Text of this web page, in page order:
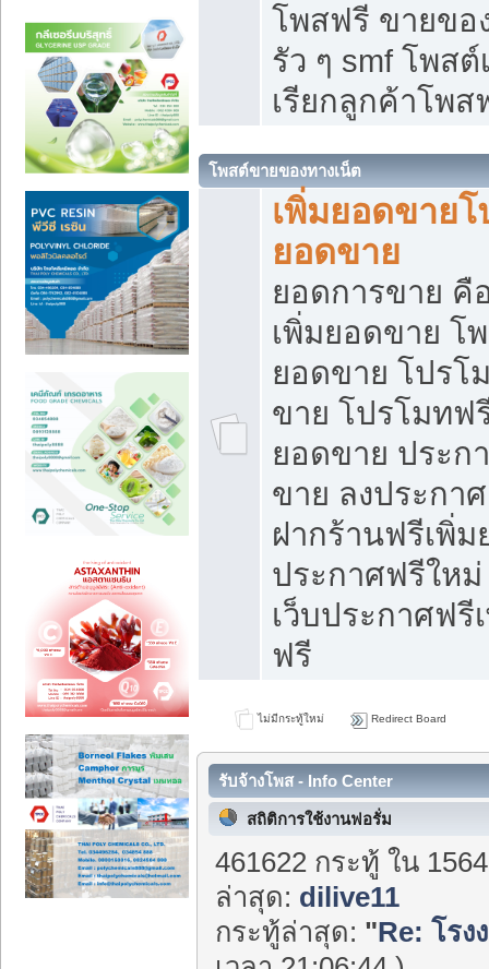
โพสฟรี ขายขอ
รัว ๆ smf โพส
เรียกลูกค้าโพส
โพสต์ขายของทางเน็ต
เพิ่มยอดขาย
ยอดขาย
ยอดการขาย คื
เพิ่มยอดขาย โ
ยอดขาย โปรโ
ขาย โปรโมทฟ
ยอดขาย ประก
ขาย ลงประกา
ฝากร้านฟรีเพิ่ม
ประกาศฟรีให
เว็บประกาศฟรี
ฟรี
ไม่มีกระทู้ใหม่ Redirect Board
รับจ้างโพส - Info Center
สถิติการใช้งานฟอรั่ม
461622 กระทู้ ใน
ล่าสุด: dilive11
กระทู้ล่าสุด: "Re: โรง